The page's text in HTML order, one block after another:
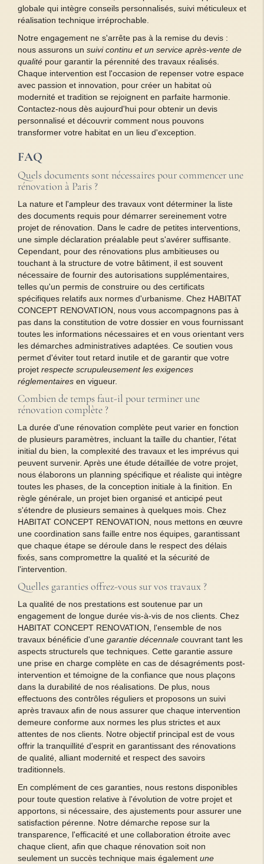
globale qui intègre conseils personnalisés, suivi méticuleux et
réalisation technique irréprochable.
Notre engagement ne s'arrête pas à la remise du devis :
nous assurons un suivi continu et un service après-vente de
qualité pour garantir la pérennité des travaux réalisés.
Chaque intervention est l'occasion de repenser votre espace
avec passion et innovation, pour créer un habitat où
modernité et tradition se rejoignent en parfaite harmonie.
Contactez-nous dès aujourd'hui pour obtenir un devis
personnalisé et découvrir comment nous pouvons
transformer votre habitat en un lieu d'exception.
FAQ
Quels documents sont nécessaires pour commencer une
rénovation à Paris ?
La nature et l'ampleur des travaux vont déterminer la liste
des documents requis pour démarrer sereinement votre
projet de rénovation. Dans le cadre de petites interventions,
une simple déclaration préalable peut s'avérer suffisante.
Cependant, pour des rénovations plus ambitieuses ou
touchant à la structure de votre bâtiment, il est souvent
nécessaire de fournir des autorisations supplémentaires,
telles qu'un permis de construire ou des certificats
spécifiques relatifs aux normes d'urbanisme. Chez HABITAT
CONCEPT RENOVATION, nous vous accompagnons pas à
pas dans la constitution de votre dossier en vous fournissant
toutes les informations nécessaires et en vous orientant vers
les démarches administratives adaptées. Ce soutien vous
permet d'éviter tout retard inutile et de garantir que votre
projet respecte scrupuleusement les exigences
réglementaires en vigueur.
Combien de temps faut-il pour terminer une
rénovation complète ?
La durée d'une rénovation complète peut varier en fonction
de plusieurs paramètres, incluant la taille du chantier, l'état
initial du bien, la complexité des travaux et les imprévus qui
peuvent survenir. Après une étude détaillée de votre projet,
nous élaborons un planning spécifique et réaliste qui intègre
toutes les phases, de la conception initiale à la finition. En
règle générale, un projet bien organisé et anticipé peut
s'étendre de plusieurs semaines à quelques mois. Chez
HABITAT CONCEPT RENOVATION, nous mettons en œuvre
une coordination sans faille entre nos équipes, garantissant
que chaque étape se déroule dans le respect des délais
fixés, sans compromettre la qualité et la sécurité de
l'intervention.
Quelles garanties offrez-vous sur vos travaux ?
La qualité de nos prestations est soutenue par un
engagement de longue durée vis-à-vis de nos clients. Chez
HABITAT CONCEPT RENOVATION, l'ensemble de nos
travaux bénéficie d'une garantie décennale couvrant tant les
aspects structurels que techniques. Cette garantie assure
une prise en charge complète en cas de désagréments post-
intervention et témoigne de la confiance que nous plaçons
dans la durabilité de nos réalisations. De plus, nous
effectuons des contrôles réguliers et proposons un suivi
après travaux afin de nous assurer que chaque intervention
demeure conforme aux normes les plus strictes et aux
attentes de nos clients. Notre objectif principal est de vous
offrir la tranquillité d'esprit en garantissant des rénovations
de qualité, alliant modernité et respect des savoirs
traditionnels.
En complément de ces garanties, nous restons disponibles
pour toute question relative à l'évolution de votre projet et
apportons, si nécessaire, des ajustements pour assurer une
satisfaction pérenne. Notre démarche repose sur la
transparence, l'efficacité et une collaboration étroite avec
chaque client, afin que chaque rénovation soit non
seulement un succès technique mais également une